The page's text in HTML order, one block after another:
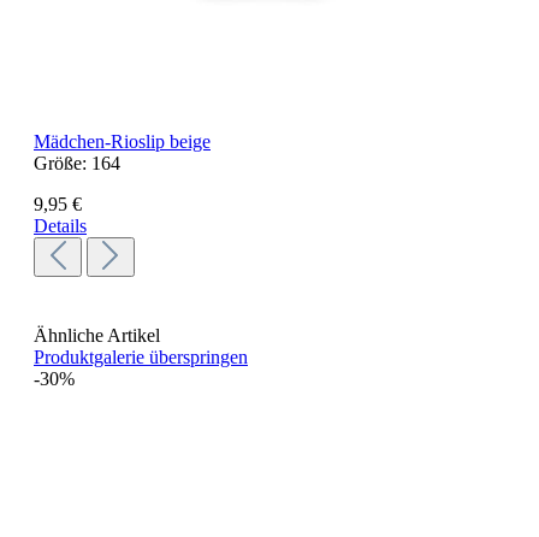
Mädchen-Rioslip beige
Größe: 164
9,95 €
Details
Ähnliche Artikel
Produktgalerie überspringen
-30%